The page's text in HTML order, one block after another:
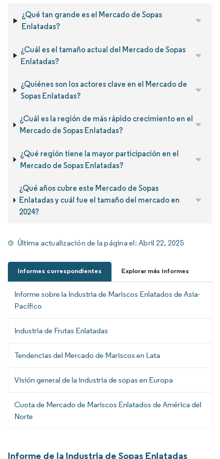
¿Qué tan grande es el Mercado de Sopas
Enlatadas?
¿Cuál es el tamaño actual del Mercado de Sopas
Enlatadas?
¿Quiénes son los actores clave en el Mercado de
Sopas Enlatadas?
¿Cuál es la región de más rápido crecimiento en el
Mercado de Sopas Enlatadas?
¿Qué región tiene la mayor participación en el
Mercado de Sopas Enlatadas?
¿Qué años cubre este Mercado de Sopas
Enlatadas y cuál fue el tamaño del mercado en
2024?
Última actualización de la página el:Abril 22, 2025
Informes correspondientes Explorar más informes
Informe sobre la Industria de Mariscos Enlatados de Asia-
Pacífico
Industria de Frutas Enlatadas
Tendencias del Mercado de Mariscos en Lata
Visión general de la industria de sopas en Europa
Cuota de Mercado de Mariscos Enlatados de América del
Norte
Informe de la Industria de Sopas Enlatadas